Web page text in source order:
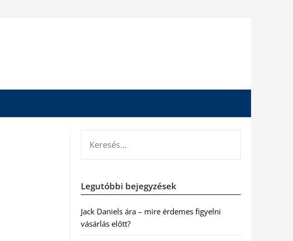
Legutóbbi bejegyzések
Jack Daniels ára – mire érdemes figyelni
vásárlás előtt?